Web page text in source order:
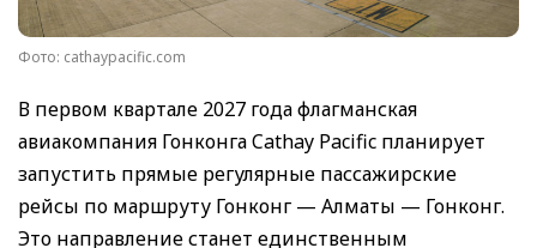
Фото: cathaypacific.com
В первом квартале 2027 года флагманская
авиакомпания Гонконга Cathay Pacific планирует
запустить прямые регулярные пассажирские
рейсы по маршруту Гонконг — Алматы — Гонконг.
Это направление станет единственным